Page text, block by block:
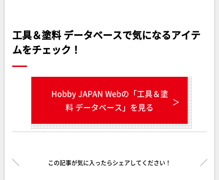
工具＆塗料 データベースで気になるアイテ
ムをチェック！
Hobby JAPAN Webの「工具＆塗
料 データベース」を見る
この記事が気に入ったらシェアしてください！